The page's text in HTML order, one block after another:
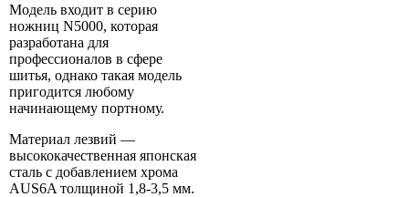
Модель входит в серию
ножниц N5000, которая
разработана для
профессионалов в сфере
шитья, однако такая модель
пригодится любому
начинающему портному.
Материал лезвий —
высококачественная японская
сталь с добавлением хрома
AUS6A толщиной 1,8-3,5 мм.